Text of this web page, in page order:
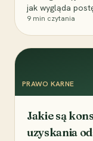
jak wygląda
9 min czytania
PRAWO KARNE
Jakie są
uzyskania